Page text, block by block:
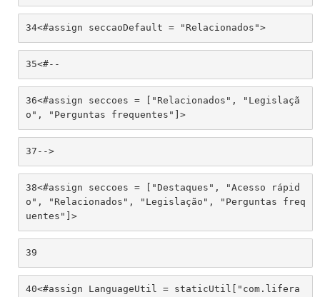
34<#assign seccaoDefault = "Relacionados">
35<#--
36<#assign seccoes = ["Relacionados", "Legislaçã
o", "Perguntas frequentes"]>
37 -->
38<#assign seccoes = ["Destaques", "Acesso rápid
o", "Relacionados", "Legislação", "Perguntas freq
uentes"]>
39
40<#assign LanguageUtil = staticUtil["com.lifera